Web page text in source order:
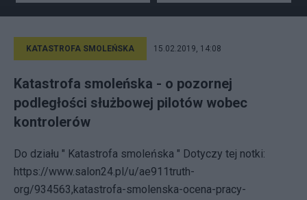
KATASTROFA SMOLEŃSKA 15.02.2019, 14:08
Katastrofa smoleńska - o pozornej
podległości służbowej pilotów wobec
kontrolerów
Do działu " Katastrofa smoleńska " Dotyczy tej notki:
https://www.salon24.pl/u/ae911truth-
org/934563,katastrofa-smolenska-ocena-pracy-